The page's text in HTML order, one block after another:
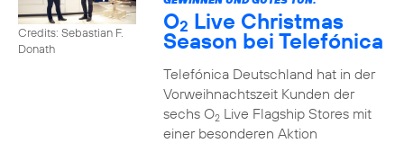
Credits: Sebastian F.
Donath
O2 Live Christmas
Season bei Telefónica
Telefónica Deutschland hat in der
Vorweihnachtszeit Kunden der
sechs O2Live Flagship Stores mit
einer besonderen Aktion